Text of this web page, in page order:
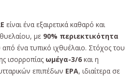
είναι ένα εξαιρετικά καθαρό και
με 90% περιεκτικότητα
από ένα τυπικό ιχθυέλαιο. Στόχος του
ισορροπίας ωμέγα-3/6 και η
επιπέδων EPA, ιδιαίτερα σε